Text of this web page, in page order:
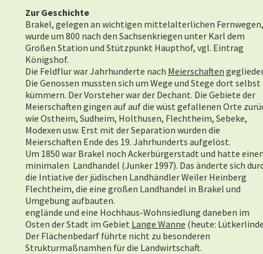
Zur Geschichte
Brakel, gelegen an wichtigen mittelalterlichen Fernwegen,
wurde um 800 nach den Sachsenkriegen unter Karl dem
Großen Station und Stützpunkt Haupthof, vgl. Eintrag
Königshof.
Die Feldflur war Jahrhunderte nach Meierschaften
Die Genossen mussten sich um Wege und Stege dort selbst
kümmern. Der Vorsteher war der Dechant. Die Gebiete der
Meierschaften gingen auf auf die wüst gefallenen Orte
wie Ostheim, Sudheim, Holthusen, Flechtheim, Sebeke,
Modexen usw. Erst mit der Separation wurden die
Meierschaften Ende des 19. Jahrhunderts aufgelöst.
Um 1850 war Brakel noch Ackerbürgerstadt und hatte
minimalen Landhandel (Junker 1997). Das änderte sich
die Intiative der jüdischen Landhändler Weiler Heinberg
Flechtheim, die eine großen Landhandel in Brakel und
Umgebung aufbauten.
englände und eine Hochhaus-Wohnsiedlung daneben im
Osten der Stadt im Gebiet Lange Wanne (heute:
Der Flächenbedarf führte nicht zu besonderen
Strukturmaßnamhen für die Landwirtschaft.